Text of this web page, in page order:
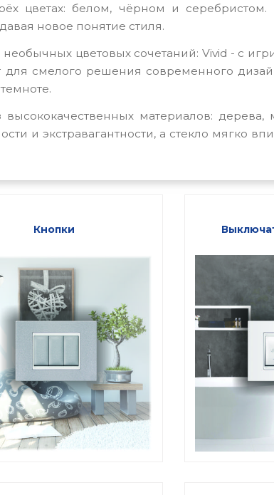
белом, чёрном и серебристом.
новое понятие стиля.
цветовых сочетаний:Vivid - с
для смелого решения современного
материалов:
и экстравагантности, а стекло мягко
Кнопки